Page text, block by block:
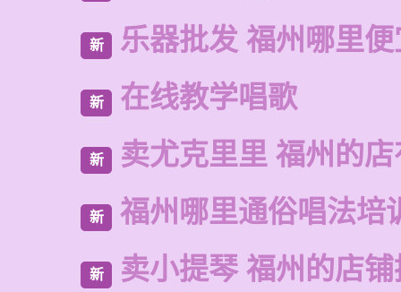
新 乐器批发 福州哪里
新 在线教学唱歌
新 卖尤克里里 福州的
新 福州哪里通俗唱法培
新 卖小提琴 福州的店